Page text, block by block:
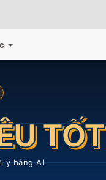
TỐT
ý bằng AI